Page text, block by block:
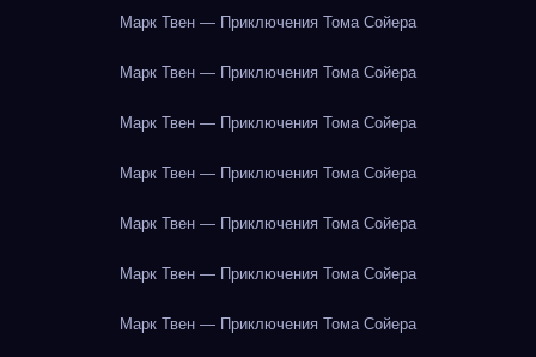
Марк Твен — Приключения Тома Сойера
Марк Твен — Приключения Тома Сойера
Марк Твен — Приключения Тома Сойера
Марк Твен — Приключения Тома Сойера
Марк Твен — Приключения Тома Сойера
Марк Твен — Приключения Тома Сойера
Марк Твен — Приключения Тома Сойера